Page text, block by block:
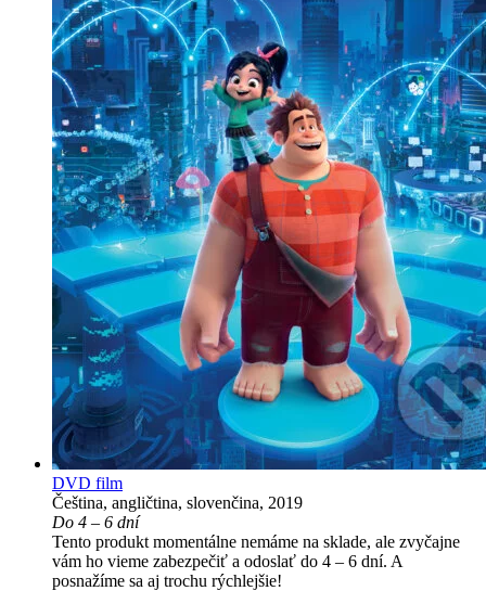
DVD film
Čeština, angličtina, slovenčina, 2019
Do 4 – 6 dní
Tento produkt momentálne nemáme na sklade, ale zvyčajne
vám ho vieme zabezpečiť a odoslať do 4 – 6 dní. A
posnažíme sa aj trochu rýchlejšie!